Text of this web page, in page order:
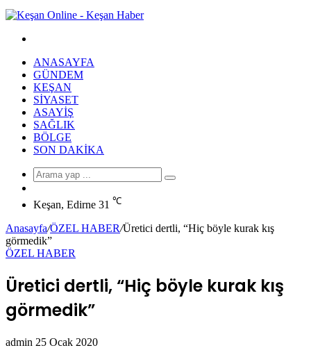
...
ANASAYFA
GÜNDEM
KEŞAN
SIYASET
ASAYIŞ
SAĞLIK
BÖLGE
SON DAKIKA
Arama
Makale
Keşan, Edirne 31 ℃
Anasayfa/ÖZEL HABER/Üretici dertli, “Hiç böyle kurak kış
görmedik”
ÖZEL HABER
Üretici dertli, “Hiç böyle kurak kış
görmedik”
admin Bir
25 Ocak 2020